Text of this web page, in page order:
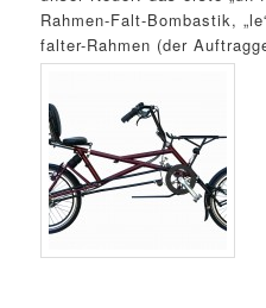
Rahmen-Falt-Bombastik,
falter-Rahmen (der